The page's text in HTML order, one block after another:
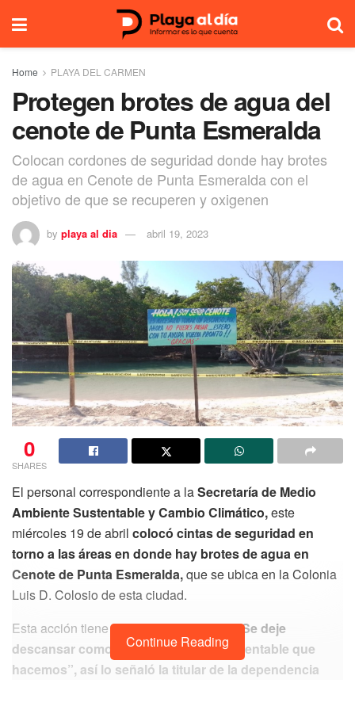
Home PLAYA DEL CARMEN
Protegen brotes de agua del
cenote de Punta Esmeralda
Colocan cordones de seguridad donde hay brotes
de agua en Cenote de Punta Esmeralda con el
objetivo de que se recuperen y oxigenen
by playa al dia abril 19, 2023
0
SHARES
El personal correspondiente a laSecretaría de Medio
Ambiente Sustentable y Cambio Climático,este
miércoles 19 de abril colocó cintas de seguridad en
torno a las áreas en donde hay brotes de agua en
Cenote de Punta Esmeralda,que se ubica en la Colonia
Luis D. Colosio de esta ciudad.
Esta acción tiene como objetivo de que“Se deje
descansar como parte del manejo sustentable que
hacemos”, así lo señaló la titular de la dependencia
Continue Reading